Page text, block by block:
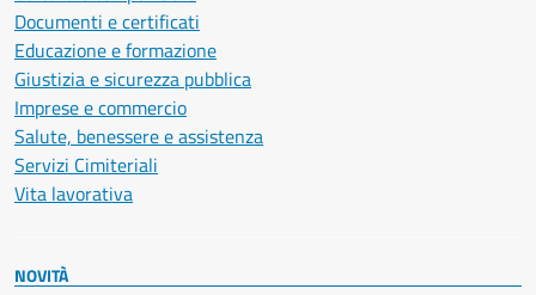
Documenti e certificati
Educazione e formazione
Giustizia e sicurezza pubblica
Imprese e commercio
Salute, benessere e assistenza
Servizi Cimiteriali
Vita lavorativa
NOVITÀ